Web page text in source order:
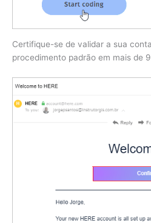
Certifique-se de validar a sua
procedimento padrão em mais de